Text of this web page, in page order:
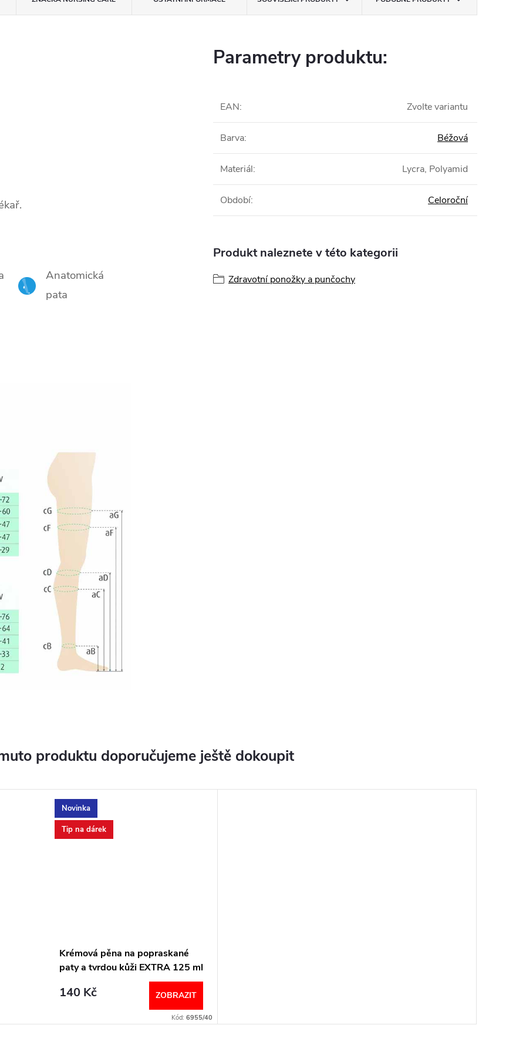
Anatomická
pata
Parametry produktu:
EAN: Zvolte variantu
Barva: Béžová
Materiál: Lycra, Polyamid
Období: Celoroční
Produkt naleznete v této kategorii
Zdravotní ponožky a punčochy
produktu doporučujeme ještě dokoupit
Novinka
Tip na dárek
Krémová pěna na popraskané
paty a tvrdou kůži EXTRA 125 ml
140 Kč ZOBRAZIT
Kód: 6955/40